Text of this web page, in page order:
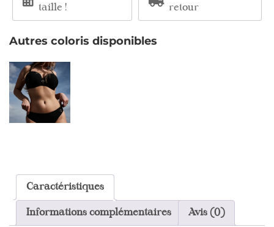
taille !
retour
Autres coloris disponibles
Caractéristiques
Informations complémentaires Avis (0)